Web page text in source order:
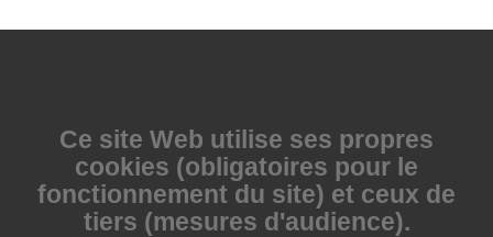
Ce site Web utilise ses propres
cookies (obligatoires pour le
fonctionnement du site) et ceux de
tiers (mesures d'audience).